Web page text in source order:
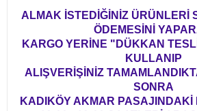
ALMAK İSTEDİĞİNİZ ÜRÜNLERİ
ÖDEMESİNİ
KARGO YERİNE "DÜKKAN
KULLANIP
ALIŞVERİŞİNİZ
SONRA
KADIKÖY AKMAR PASAJINDAKİ